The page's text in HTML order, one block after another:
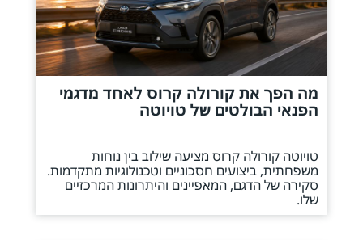
מה הפך את קורולה קרוס לאחד מדגמי
הפנאי הבולטים של טויוטה
טויוטה קורולה קרוס מציעה שילוב בין נוחות
משפחתית, ביצועים חסכוניים וטכנולוגיות מתקדמות.
סקירה של הדגם, המאפיינים והיתרונות המרכזיים
שלו.